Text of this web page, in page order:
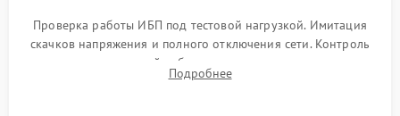
Проверка работы ИБП под тестовой нагрузкой. Имитация
скачков напряжения и полного отключения сети. Контроль
времени автономной работы, температурного режима и
корректности формы выходного сигнала.
Подробнее